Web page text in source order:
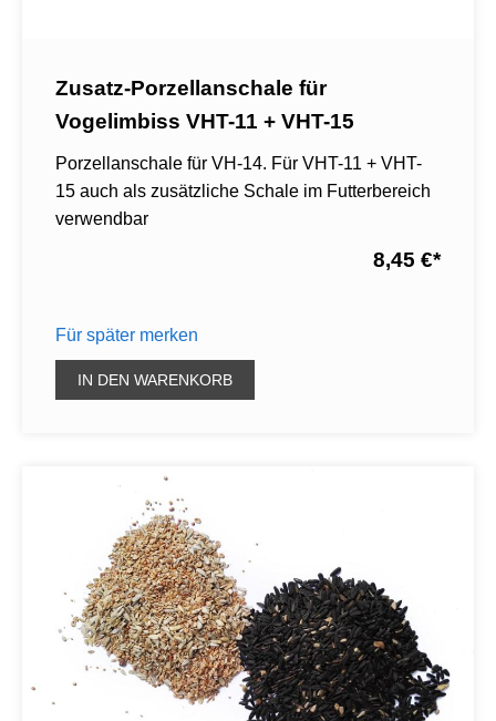
Zusatz-Porzellanschale für
Vogelimbiss VHT-11 + VHT-15
Porzellanschale für VH-14. Für VHT-11 + VHT-
15 auch als zusätzliche Schale im Futterbereich
verwendbar
8,45 €*
Für später merken
IN DEN WARENKORB